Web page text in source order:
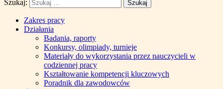
Szukaj:
Zakres pracy
Działania
Badania, raporty
Konkursy, olimpiady, turnieje
Materiały do wykorzystania przez nauczycieli w
codziennej pracy
Kształtowanie kompetencji kluczowych
Poradnik dla zawodowców